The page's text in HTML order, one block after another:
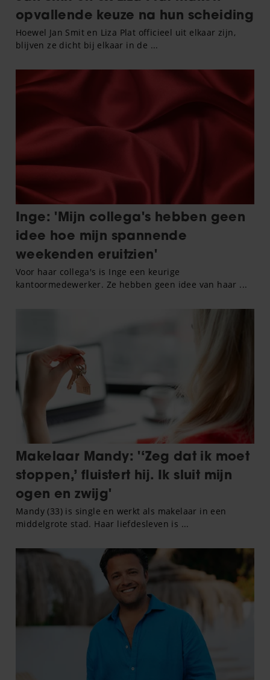
verzameld op basis van uw gebruik van hun services. U
gaat akkoord met onze cookies als u onze website blijft
gebruiken.